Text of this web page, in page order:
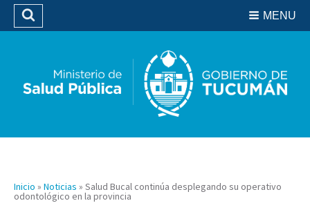
Biblioteca
MENU
Buscar
Inicio » Noticias » Salud Bucal continúa desplegando su operativo
odontológico en la provincia